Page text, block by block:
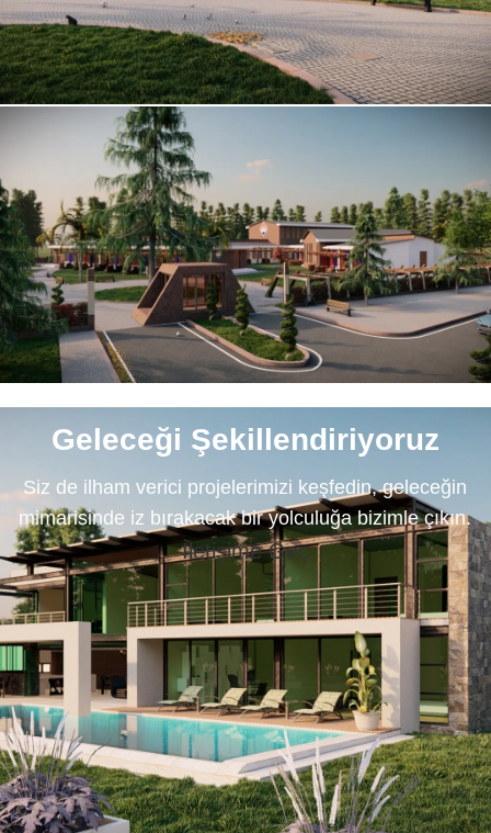
Geleceği Şekillendiriyoruz
Siz de ilham verici projelerimizi keşfedin, geleceğin
mimarisinde iz bırakacak bir yolculuğa bizimle çıkın.
İletişime Geç